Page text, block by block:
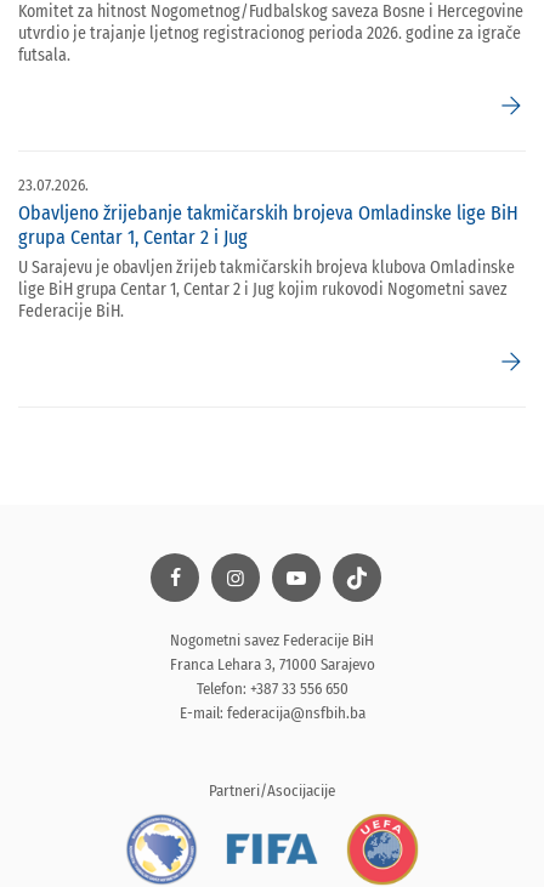
Komitet za hitnost Nogometnog/Fudbalskog saveza Bosne i Hercegovine
utvrdio je trajanje ljetnog registracionog perioda 2026. godine za igrače
futsala.
arrow_forward
23.07.2026.
Obavljeno žrijebanje takmičarskih brojeva Omladinske lige BiH
grupa Centar 1, Centar 2 i Jug
U Sarajevu je obavljen žrijeb takmičarskih brojeva klubova Omladinske
lige BiH grupa Centar 1, Centar 2 i Jug kojim rukovodi Nogometni savez
Federacije BiH.
arrow_forward
Nogometni savez Federacije BiH
Franca Lehara 3, 71000 Sarajevo
Telefon: +387 33 556 650
E-mail: federacija@nsfbih.ba
Partneri/Asocijacije